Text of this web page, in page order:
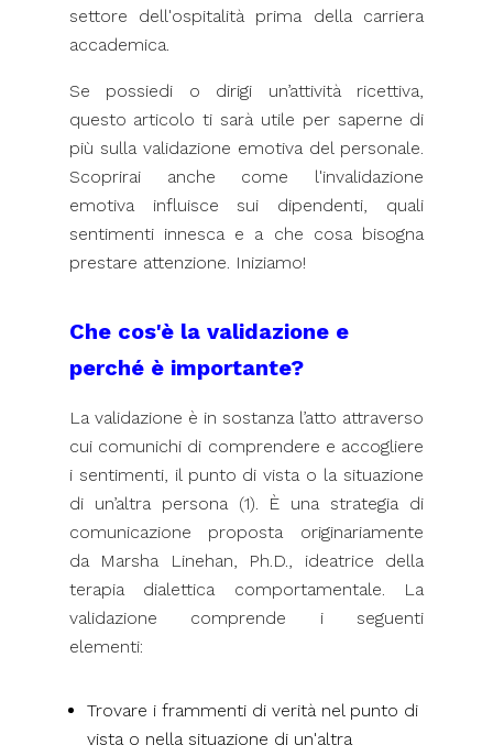
settore dell'ospitalità prima della carriera
accademica.
Se possiedi o dirigi un’attività ricettiva,
questo articolo ti sarà utile per saperne di
più sulla validazione emotiva del personale.
Scoprirai anche come l'invalidazione
emotiva influisce sui dipendenti, quali
sentimenti innesca e a che cosa bisogna
prestare attenzione. Iniziamo!
Che cos'è la validazione e
perché è importante?
La validazione è in sostanza l’atto attraverso
cui comunichi di comprendere e accogliere
i sentimenti, il punto di vista o la situazione
di un’altra persona (1). È una strategia di
comunicazione proposta originariamente
da Marsha Linehan, Ph.D., ideatrice della
terapia dialettica comportamentale. La
validazione comprende i seguenti
elementi:
Trovare i frammenti di verità nel punto di
vista o nella situazione di un'altra